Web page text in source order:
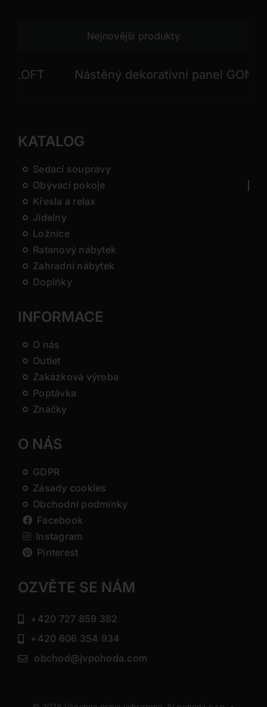
Nejnovější produkty
Nástěný dekorativní panel GONG
KATALOG
Sedací soupravy
Obývací pokoje
Křesla a relax
Jídelny
Ložnice
Ratanový nábytek
Zahradní nábytek
Doplňky
INFORMACE
O nás
Outlet
Zakázková výroba
Poptávka
Značky
O NÁS
GDPR
Zásady cookies
Obchodní podmínky
Facebook
Instagram
Pinterest
OZVĚTE SE NÁM
+420 727 859 382
+420 606 354 934
obchod@jvpohoda.com